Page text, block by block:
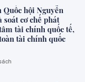
Quốc hội Nguyễn
soát cơ chế phát
tài chính quốc tế,
tài chính quốc